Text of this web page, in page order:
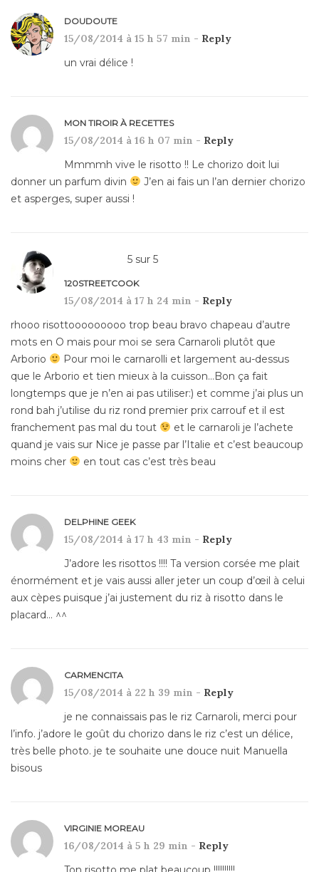
DOUDOUTE
15/08/2014 à 15 h 57 min - Reply
un vrai délice !
MON TIROIR À RECETTES
15/08/2014 à 16 h 07 min - Reply
Mmmmh vive le risotto !! Le chorizo doit lui
donner un parfum divin
J’en ai fais un l’an dernier chorizo
et asperges, super aussi !
5 sur 5
120STREETCOOK
15/08/2014 à 17 h 24 min - Reply
rhooo risottooooooooo trop beau bravo chapeau d’autre
mots en O mais pour moi se sera Carnaroli plutôt que
Arborio
Pour moi le carnarolli et largement au-dessus
que le Arborio et tien mieux à la cuisson…Bon ça fait
longtemps que je n’en ai pas utiliser:) et comme j’ai plus un
rond bah j’utilise du riz rond premier prix carrouf et il est
franchement pas mal du tout
et le carnaroli je l’achete
quand je vais sur Nice je passe par l’Italie et c’est beaucoup
moins cher
en tout cas c’est très beau
DELPHINE GEEK
15/08/2014 à 17 h 43 min - Reply
J’adore les risottos !!!! Ta version corsée me plait
énormément et je vais aussi aller jeter un coup d’œil à celui
aux cèpes puisque j’ai justement du riz à risotto dans le
placard… ^^
CARMENCITA
15/08/2014 à 22 h 39 min - Reply
je ne connaissais pas le riz Carnaroli, merci pour
l’info. j’adore le goût du chorizo dans le riz c’est un délice,
très belle photo. je te souhaite une douce nuit Manuella
bisous
VIRGINIE MOREAU
16/08/2014 à 5 h 29 min - Reply